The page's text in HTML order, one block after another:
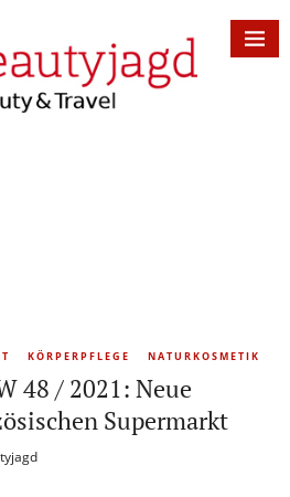
KÖRPERPFLEGE NATURKOSMETIK
48 / 2021: Neue
Supermarkt